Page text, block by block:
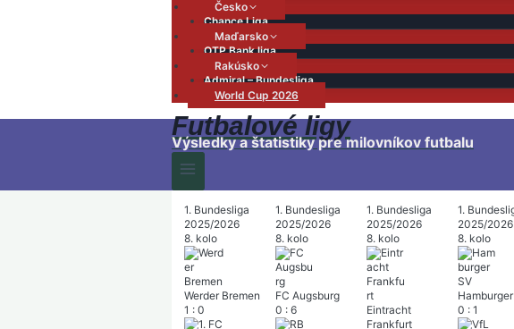
Česko
Chance Liga
Maďarsko
OTP Bank liga
Rakúsko
Admiral – Bundesliga
World Cup 2026
Futbalové ligy
Výsledky a štatistiky pre milovníkov futbalu
1. Bundesliga
2025/2026
8. kolo
Werder Bremen
1 : 0
1. Bundesliga
2025/2026
8. kolo
FC Augsburg
0 : 6
1. Bundesliga
2025/2026
8. kolo
Eintracht
Frankfurt
1.
2025/2026
8. kolo
0 : 1